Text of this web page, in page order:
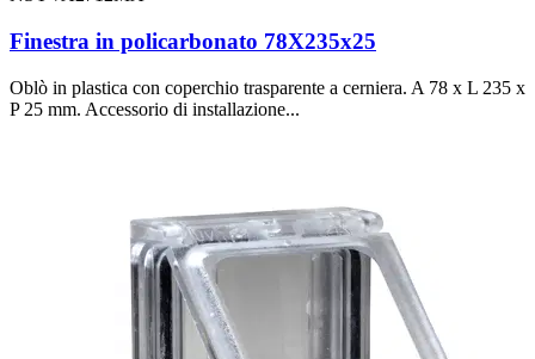
Finestra in policarbonato 78X235x25
Oblò in plastica con coperchio trasparente a cerniera. A 78 x L 235 x
P 25 mm. Accessorio di installazione...